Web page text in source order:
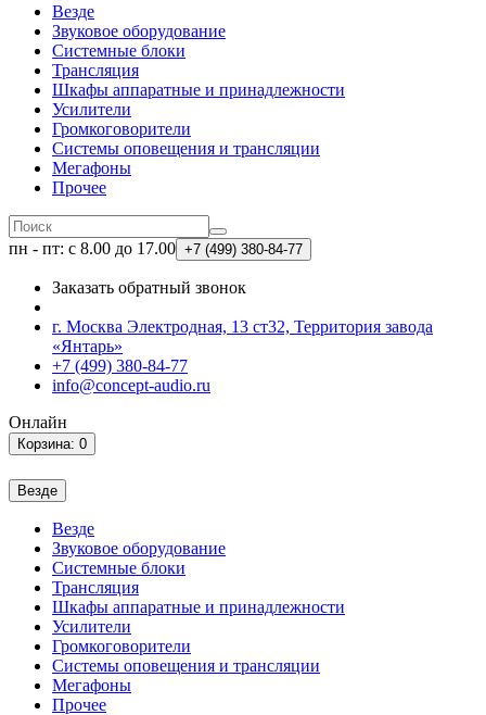
Везде
Звуковое оборудование
Системные блоки
Трансляция
Шкафы аппаратные и принадлежности
Усилители
Громкоговорители
Системы оповещения и трансляции
Мегафоны
Прочее
пн - пт: с 8.00 до 17.00 +7 (499) 380-84-77
Заказать обратный звонок
г. Москва Электродная, 13 ст32, Территория завода
«Янтарь»
+7 (499) 380-84-77
info@concept-audio.ru
Онлайн
Корзина: 0
Везде
Везде
Звуковое оборудование
Системные блоки
Трансляция
Шкафы аппаратные и принадлежности
Усилители
Громкоговорители
Системы оповещения и трансляции
Мегафоны
Прочее